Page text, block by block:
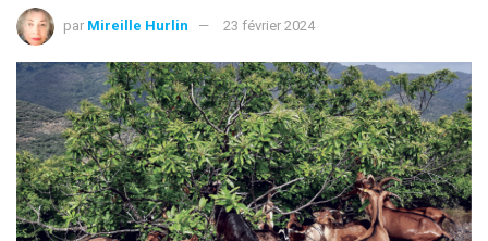
par Mireille Hurlin 23 février 2024